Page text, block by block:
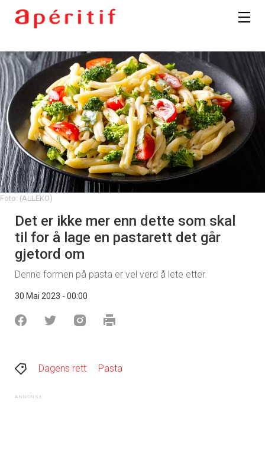
Foto: (ALLEKO)
Det er ikke mer enn dette som skal
til for å lage en pastarett det går
gjetord om
Denne formen på pasta er vel verd å lete etter.
30 Mai 2023 - 00:00
Dagens rett Pasta